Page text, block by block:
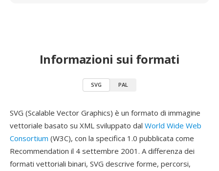
Informazioni sui formati
SVG PAL
SVG (Scalable Vector Graphics) è un formato di immagine
vettoriale basato su XML sviluppato dal World Wide Web
Consortium (W3C), con la specifica 1.0 pubblicata come
Recommendation il 4 settembre 2001. A differenza dei
formati vettoriali binari, SVG descrive forme, percorsi,